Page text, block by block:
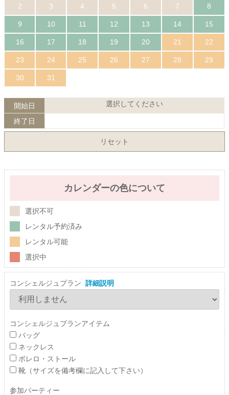
2 3 4 5 6 7 8
9 10 11 12 13 14 15
16 17 18 19 20 21 22
23 24 25 26 27 28 29
30 31
開始日 選択してください
終了日
リセット
カレンダーの色について
選択不可
レンタル予約済み
レンタル可能
選択中
コンシェルジュプラン 詳細説明
コンシェルジュプランアイテム
バッグ
ネックレス
ボレロ・ストール
靴（サイズを備考欄に記入して下さい）
参加パーティー